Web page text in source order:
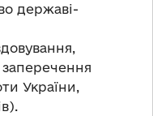
державі-
України,